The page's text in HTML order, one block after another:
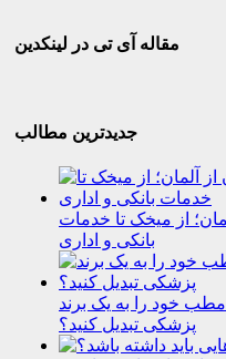
مقاله آی تی در لینکدین
جدیدترین مطالب
از میخک تا خدمات
بانکی و اداری
خود را به یک برند
پزشکی تبدیل کنید؟